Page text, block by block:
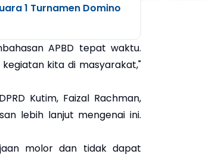
1 Turnamen Domino
APBD tepat waktu.
kita di masyarakat,"
Kutim, Faizal Rachman,
lebih lanjut mengenai ini.
molor dan tidak dapat